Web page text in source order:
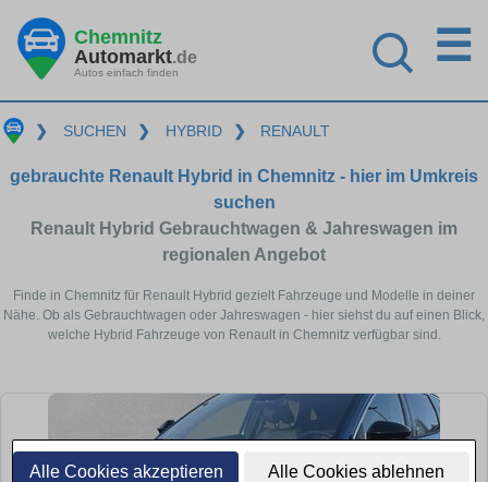
Alle Cookies akzeptieren Alle Cookies ablehnen
Chemnitz
Automarkt.de
Autos einfach finden
☰
❯ SUCHEN ❯ HYBRID ❯ RENAULT
gebrauchte Renault Hybrid in Chemnitz - hier im Umkreis
suchen
Renault Hybrid Gebrauchtwagen & Jahreswagen im
regionalen Angebot
Finde in Chemnitz für Renault Hybrid gezielt Fahrzeuge und Modelle in deiner
Nähe. Ob als Gebrauchtwagen oder Jahreswagen - hier siehst du auf einen Blick,
welche Hybrid Fahrzeuge von Renault in Chemnitz verfügbar sind.